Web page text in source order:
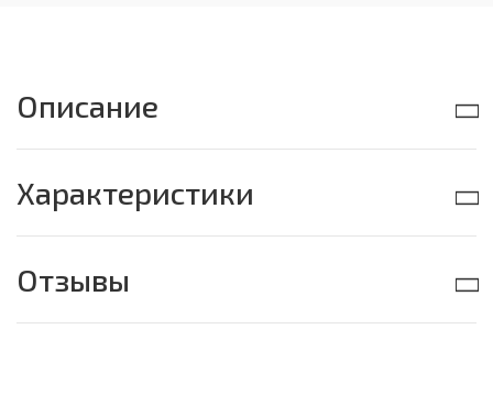
Описание
Характеристики
Отзывы